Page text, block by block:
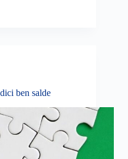
ben salde